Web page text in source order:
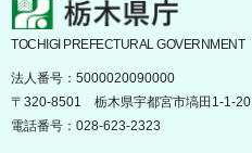
栃木県庁
TOCHIGI PREFECTURAL GOVERNMENT
法人番号：5000020090000
〒320-8501 栃木県宇都宮市塙田1-1-20
電話番号：028-623-2323